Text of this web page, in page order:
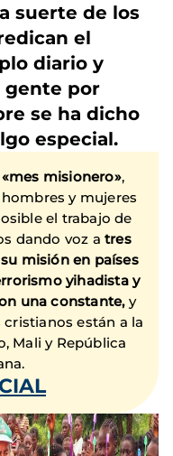
suerte de los
el
diario y
gente por
se ha dicho
especial.
«mes misionero»,
y mujeres
el trabajo de
dando voz a tres
misión en países
yihadista y
una constante,y
están a la
Mali y República